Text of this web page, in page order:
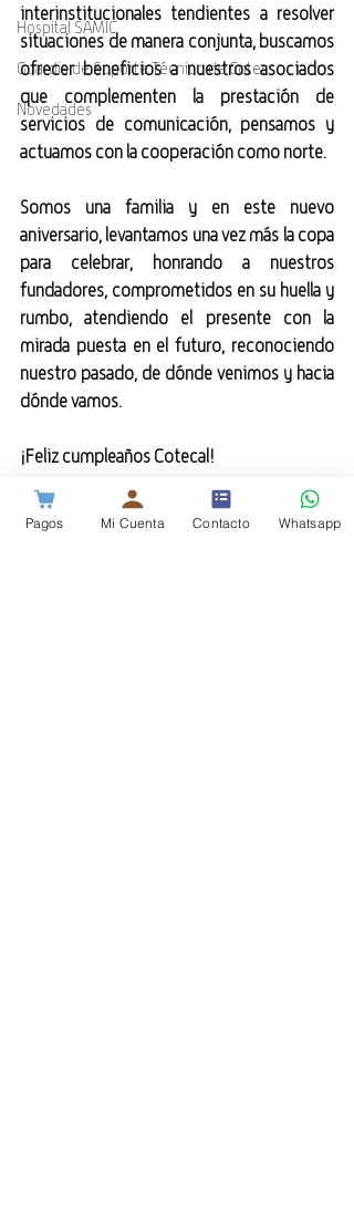
Hospital SAMIC
Guardia de Soporte Técnico de Cotec
Novedades
interinstitucionales tendientes a resolver
situaciones de manera conjunta, buscamos
ofrecer beneficios a nuestros asociados
que complementen la prestación de
servicios de comunicación, pensamos y
actuamos con la cooperación como norte.
Somos una familia y en este nuevo
aniversario, levantamos una vez más la copa
para celebrar, honrando a nuestros
fundadores, comprometidos en su huella y
rumbo, atendiendo el presente con la
mirada puesta en el futuro, reconociendo
nuestro pasado, de dónde venimos y hacia
dónde vamos.
¡Feliz cumpleaños Cotecal!
Institucional
Pagos Mi Cuenta Contacto Whatsapp